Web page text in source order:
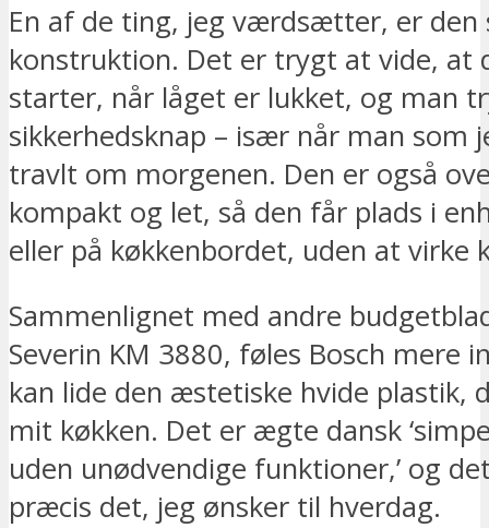
En af de ting, jeg værdsætter, er den
konstruktion. Det er trygt at vide, at
starter, når låget er lukket, og man
sikkerhedsknap – især når man som
travlt om morgenen. Den er også
kompakt og let, så den får plads i
eller på køkkenbordet, uden at virke
Sammenlignet med andre
Severin KM 3880, føles Bosch mere
kan lide den æstetiske hvide plastik,
mit køkken. Det er ægte dansk
uden unødvendige funktioner,’ og
præcis det, jeg ønsker til hverdag.